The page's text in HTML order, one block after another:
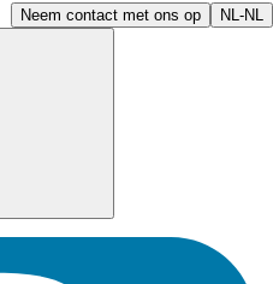
Neem contact met ons op NL-NL